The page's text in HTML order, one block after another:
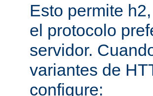
Esto permite
el protocolo
servidor.
variantes de
configure: